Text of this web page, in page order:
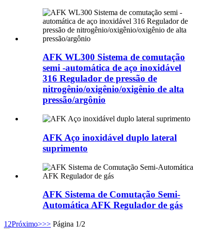
AFK WL300 Sistema de comutação
semi -automática de aço inoxidável
316 Regulador de pressão de
nitrogênio/oxigênio/oxigênio de alta
pressão/argônio
AFK Aço inoxidável duplo lateral
suprimento
AFK Sistema de Comutação Semi-
Automática AFK Regulador de gás
1 2Próximo>>> Página 1/2